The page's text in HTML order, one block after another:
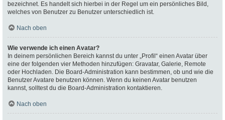
bezeichnet. Es handelt sich hierbei in der Regel um ein persönliches Bild,
welches von Benutzer zu Benutzer unterschiedlich ist.
Nach oben
Wie verwende ich einen Avatar?
In deinem persönlichen Bereich kannst du unter „Profil“ einen Avatar über
eine der folgenden vier Methoden hinzufügen: Gravatar, Galerie, Remote
oder Hochladen. Die Board-Administration kann bestimmen, ob und wie die
Benutzer Avatare benutzen können. Wenn du keinen Avatar benutzen
kannst, solltest du die Board-Administration kontaktieren.
Nach oben